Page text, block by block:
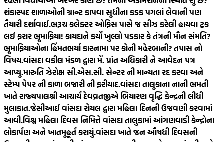
શંકાસ્પદ શાળાઓની ગ્રાન્ટ કાપવા સુધીના કડક પગલાં લેવાની પણ
તૈયારી દર્શાવાઈ.ભરૂચ કલેક્ટર ઓફિસ પાસે જ સીઝ કરેલી હાયવા ટ્રક
લઈ ફરાર ભૂમાફિયા! કાયદાને કર્યો ખુલ્લો પડકાર કે તંત્રની મૌન સંમતિ?
ભૂમાફિયાઓના હિંમતભર્યા કારનામા પર કોની મહેરબાની? તપાસ નો
વિષય.વાંસદા વકીલ મંડળ દ્વારા મેં. પ્રાંત અધિકારી ને આવેદન પત્ર
આપ્યુ.મારુતિ ઝેરોક્ષ સી.એસ.સી. સેન્ટર ની માન્યતા રદ કરવા અને
સ્ટેમ્પ પેપર ની કાળા બજારી ની ફરીયાદ.વાંસદા તાલુકાના નાની ભમતી
ખાતે રાજ્યપાલશ્રી આચાર્ય દેવવ્રતજીએ બિયારણ વૃદ્ધિ કેન્દ્રની લીધી
મુલાકાત.જેસીઆઈ વાંસદા રોયલ દ્વારા મહિલા દિનની ઉજવણી કરવામાં
આવી.વિશ્વ મહિલા દિવસ નિમિત્તે વાંસદા તાલુકામાં આંગણવાડી કેન્દ્રોના
લોકાર્પણ અને ખાતમુહૂર્ત કરાયું.વાંસદા ખાતે જન ઔષધી દિવસની